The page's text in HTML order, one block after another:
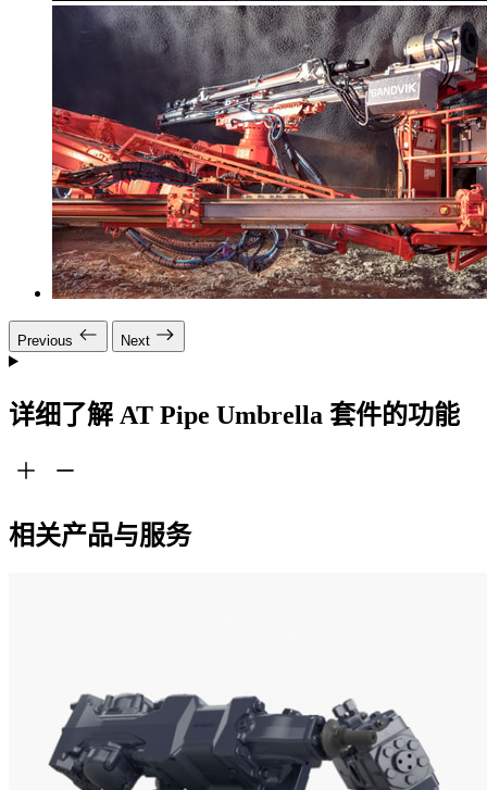
Previous Next
详细了解 AT Pipe Umbrella 套件的功能
相关产品与服务